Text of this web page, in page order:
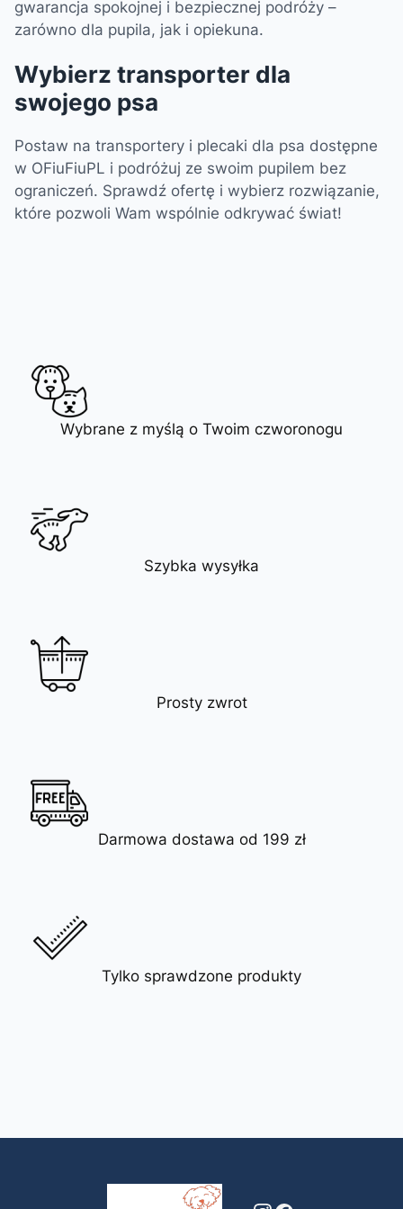
gwarancja spokojnej i bezpiecznej podróży –
zarówno dla pupila, jak i opiekuna.
Wybierz transporter dla
swojego psa
Postaw na transportery i plecaki dla psa dostępne
w OFiuFiuPL i podróżuj ze swoim pupilem bez
ograniczeń. Sprawdź ofertę i wybierz rozwiązanie,
które pozwoli Wam wspólnie odkrywać świat!
Wybrane z myślą o Twoim czworonogu
Szybka wysyłka
Prosty zwrot
Darmowa dostawa od 199 zł
Tylko sprawdzone produkty